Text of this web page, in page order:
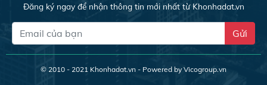
Đăng ký ngay để nhận thông tin mới nhất từ Khonhadat.vn
Gửi
© 2010 - 2021 Khonhadat.vn - Powered by Vicogroup.vn